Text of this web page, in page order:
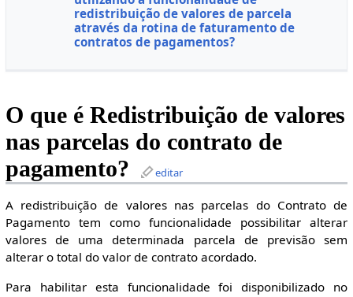
redistribuição de valores de parcela
através da rotina de faturamento de
contratos de pagamentos?
O que é Redistribuição de valores
nas parcelas do contrato de
pagamento?
editar
A redistribuição de valores nas parcelas do Contrato de
Pagamento tem como funcionalidade possibilitar alterar
valores de uma determinada parcela de previsão sem
alterar o total do valor de contrato acordado.
Para habilitar esta funcionalidade foi disponibilizado no